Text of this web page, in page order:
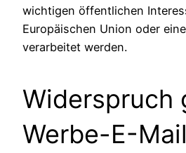
wichtigen öffentlichen
Europäischen Union oder
verarbeitet werden.
Widerspruch
Werbe-E-